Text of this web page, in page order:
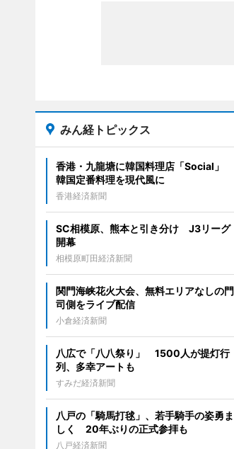
みん経トピックス
香港・九龍塘に韓国料理店「Social」
韓国定番料理を現代風に
香港経済新聞
SC相模原、熊本と引き分け J3リーグ
開幕
相模原町田経済新聞
関門海峡花火大会、無料エリアなしの門
司側をライブ配信
小倉経済新聞
八広で「八八祭り」 1500人が提灯行
列、多幸アートも
すみだ経済新聞
八戸の「騎馬打毬」、若手騎手の姿勇ま
しく 20年ぶりの正式参拝も
八戸経済新聞